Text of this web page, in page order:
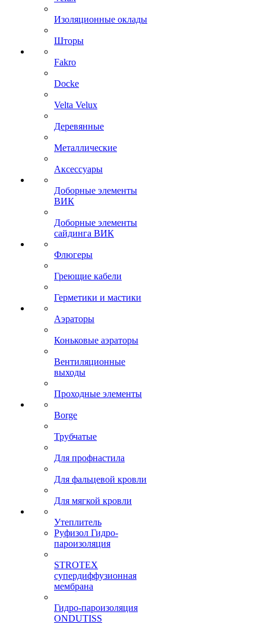
Изоляционные оклады
Шторы
Fakro
Docke
Velta Velux
Деревянные
Металлические
Аксессуары
Доборные элементы
ВИК
Доборные элементы
сайдинга ВИК
Флюгеры
Греющие кабели
Герметики и мастики
Аэраторы
Коньковые аэраторы
Вентиляционные
выходы
Проходные элементы
Borge
Трубчатые
Для профнастила
Для фальцевой кровли
Для мягкой кровли
Утеплитель
Руфизол Гидро-
пароизоляция
STROTEX
супердиффузионная
мембрана
Гидро-пароизоляция
ONDUTISS